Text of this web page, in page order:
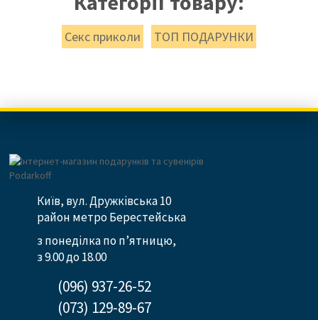
Секс приколи ТОП ПОДАРУНКИ
Київ, вул. Дружківська 10
район метро Берестейська
з понеділка по п’ятницю,
з 9.00 до 18.00
(096) 937-26-52
(073) 129-89-67